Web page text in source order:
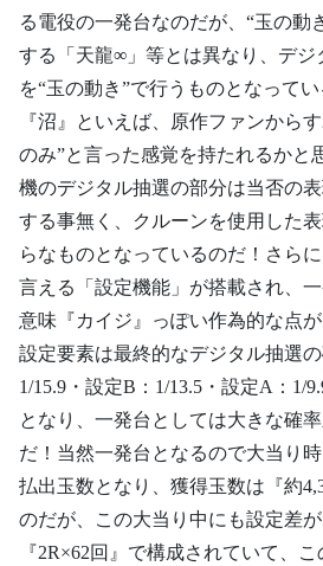
る電役の一発台なのだが、“玉の動
する「天龍∞」等とは異なり、デジ
を“玉の動き”で行うものとなって
『沼』といえば、原作ファンから
のみ”と言った感覚を持たれるかと
機のデジタル抽選の部分は当否の
する事無く、クルーンを使用した
らなものとなっているのだ！さら
言える「設定機能」が搭載され、
意味『カイジ』っぽい作為的な点
設定要素は最終的なデジタル抽選
1/15.9・設定B：1/13.5・設定A：1/
となり、一発台としては大きな確
だ！当然一発台となるので大当り
払出玉数となり、獲得玉数は『約
のだが、この大当り中にも設定差
『2R×62回』で構成されていて、